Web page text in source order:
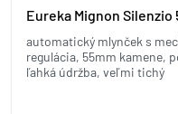
Eureka Mignon Silenzio
automatický mlynček s
regulácia, 55mm kamene,
ľahká údržba, veľmi tichý